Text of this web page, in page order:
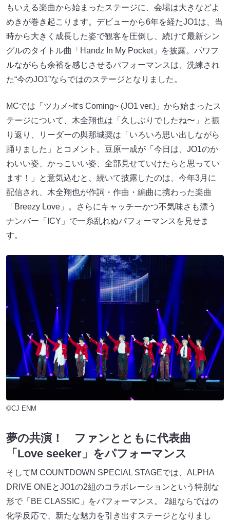
もいえる楽曲から始まったステージに、会場は大きなどよ
めきが巻き起こります。デビューから6年を経たJO1は、当
時から大きく成長した姿で観客を圧倒し、続けて最新シン
グルのタイトル曲「Handz In My Pocket」を披露。パワフ
ルながらも余裕を感じさせるパフォーマンスは、洗練され
た“今のJO1”ならではのステージとなりました。
MCでは「ツカメ~It‘s Coming~ (JO1 ver.)」から始まったス
テージについて、木全翔也は「久しぶりでしたね〜」と振
り返り、リーダーの與那城奨は「いろいろ思い出しながら
踊りました」とコメント。豆原一成が「今日は、JO1のか
わいい姿、かっこいい姿、全部見せていけたらと思ってい
ます！」と意気込むと、続いて披露したのは、今年3月に
配信され、木全翔也が作詞・作曲・編曲に携わった楽曲
「Breezy Love」。さらにキャッチーかつ不気味さも漂う
ナンバー「ICY」で一糸乱れぬパフォーマンスを見せま
す。
©CJ ENM
夢の共演！ ファンとともに代表曲
「Love seeker」をパフォーマンス
そしてM COUNTDOWN SPECIAL STAGEでは、ALPHA
DRIVE ONEとJO1の2組のコラボレーションという特別な
形で「BE CLASSIC」をパフォーマンス。 2組ならではの
化学反応で、新たな魅力を引き出すステージとなりまし